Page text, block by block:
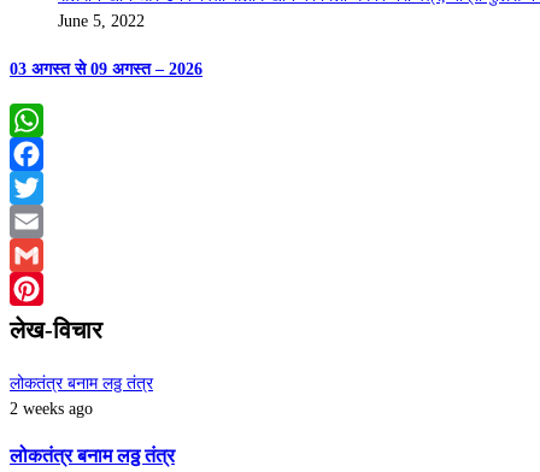
June 5, 2022
03 अगस्त से 09 अगस्त – 2026
WhatsApp
Facebook
Twitter
Email
Gmail
Pinterest
लेख-विचार
लोकतंत्र बनाम लठ्ठ तंत्र
2 weeks ago
लोकतंत्र बनाम लठ्ठ तंत्र